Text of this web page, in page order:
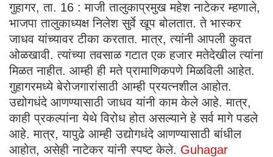
गुहागर, ता. 16 : माजी तालुकाप्रमुख महेश नाटेकर म्हणाले,
भाजपा तालुकाध्यक्ष निलेश सुर्वे खूप बोलतात. ते भास्कर
जाधव यांच्यावर टीका करतात. मात्र, त्यांनी आपली कुवत
ओळखावी. त्यांच्या तवसाळ गटात एक हजार मतेदेखील त्यांना
मिळत नाहीत. आम्ही ही मते प्रामाणिकपणे मिळविली आहेत.
गुहागरमध्ये बेरोजगारांसाठी आम्ही प्रयत्नशील आहोत.
उद्योगधंदे आणण्यासाठी जाधव यांनी काम केले आहे. मात्र,
काही प्रकल्पांना येथे विरोध होत असल्याने हे सर्व मागे पडले
आहे. मात्र, यापुढे आम्ही उद्योगधंदे आणण्यासाठी बांधील
आहोत, असेही नाटेकर यांनी स्पष्ट केले. Guhagar